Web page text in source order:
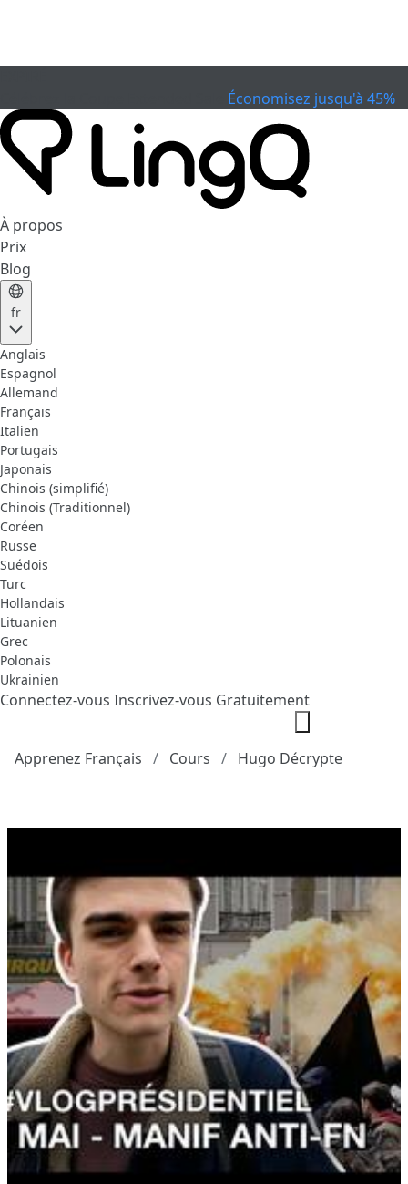
Économisez jusqu'à 45%
À propos
Prix
Blog
fr
Anglais
Espagnol
Allemand
Français
Italien
Portugais
Japonais
Chinois (simplifié)
Chinois (Traditionnel)
Coréen
Russe
Suédois
Turc
Hollandais
Lituanien
Grec
Polonais
Ukrainien
Connectez-vous Inscrivez-vous Gratuitement
Apprenez Français Cours Hugo Décrypte